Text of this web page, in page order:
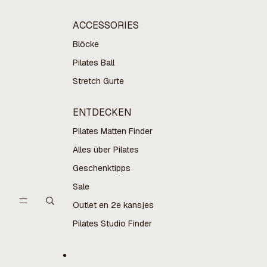
ACCESSORIES
Blöcke
Pilates Ball
Stretch Gurte
ENTDECKEN
Pilates Matten Finder
Alles über Pilates
Geschenktipps
Sale
Outlet en 2e kansjes
Pilates Studio Finder